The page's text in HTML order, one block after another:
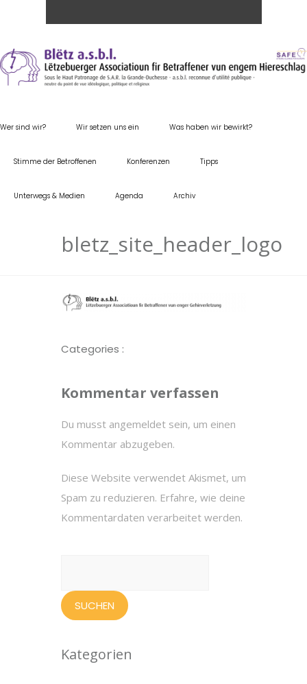
Wer sind wir? Wir setzen uns ein Was haben wir bewirkt?
Stimme der Betroffenen Konferenzen Tipps
Unterwegs & Medien Agenda Archiv
bletz_site_header_logo
Categories :
Kommentar verfassen
Du musst angemeldet sein, um einen
Kommentar abzugeben.
Diese Website verwendet Akismet, um
Spam zu reduzieren. Erfahre, wie deine
Kommentardaten verarbeitet werden.
Kategorien